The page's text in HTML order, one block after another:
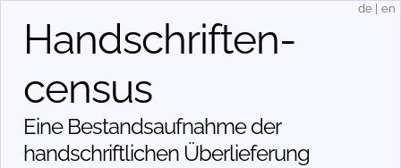
Handschriften­
census
Eine Bestandsaufnahme der
handschriftlichen Über­lieferung
de en